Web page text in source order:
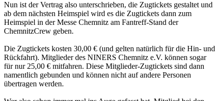
Nun ist der Vertrag also unterschrieben, die Zugtickets gestaltet und
ab dem nächsten Heimspiel wird es die Zugtickets dann zum
Heimspiel in der Messe Chemnitz am Fantreff-Stand der
ChemnitzCrew geben.
Die Zugtickets kosten 30,00 € (und gelten natürlich für die Hin- und
Rückfahrt). Mitglieder des NINERS Chemnitz e.V. können sogar
für nur 25,00 € mitfahren. Diese Mitglieder-Zugtickets sind dann
namentlich gebunden und können nicht auf andere Personen
übertragen werden.